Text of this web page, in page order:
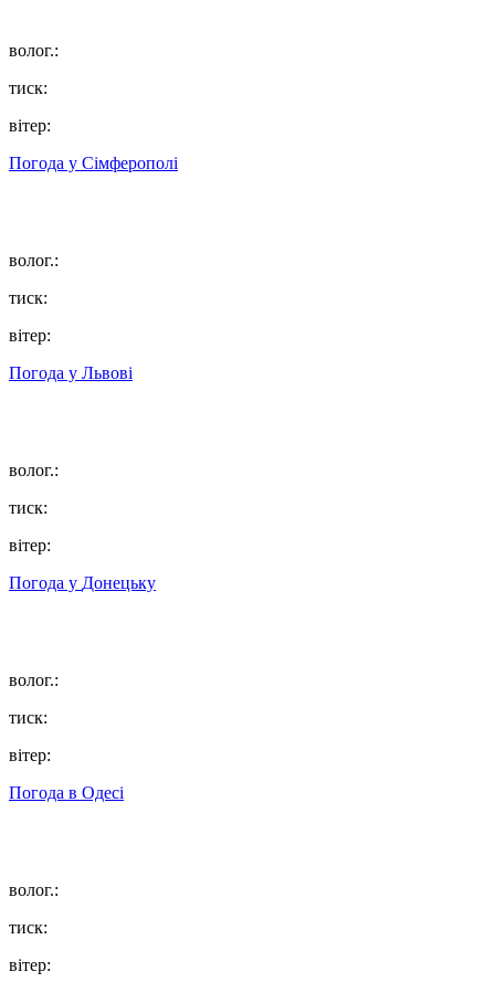
волог.:
тиск:
вітер:
Погода у Сімферополі
волог.:
тиск:
вітер:
Погода у Львові
волог.:
тиск:
вітер:
Погода у Донецьку
волог.:
тиск:
вітер:
Погода в Одесі
волог.:
тиск:
вітер: